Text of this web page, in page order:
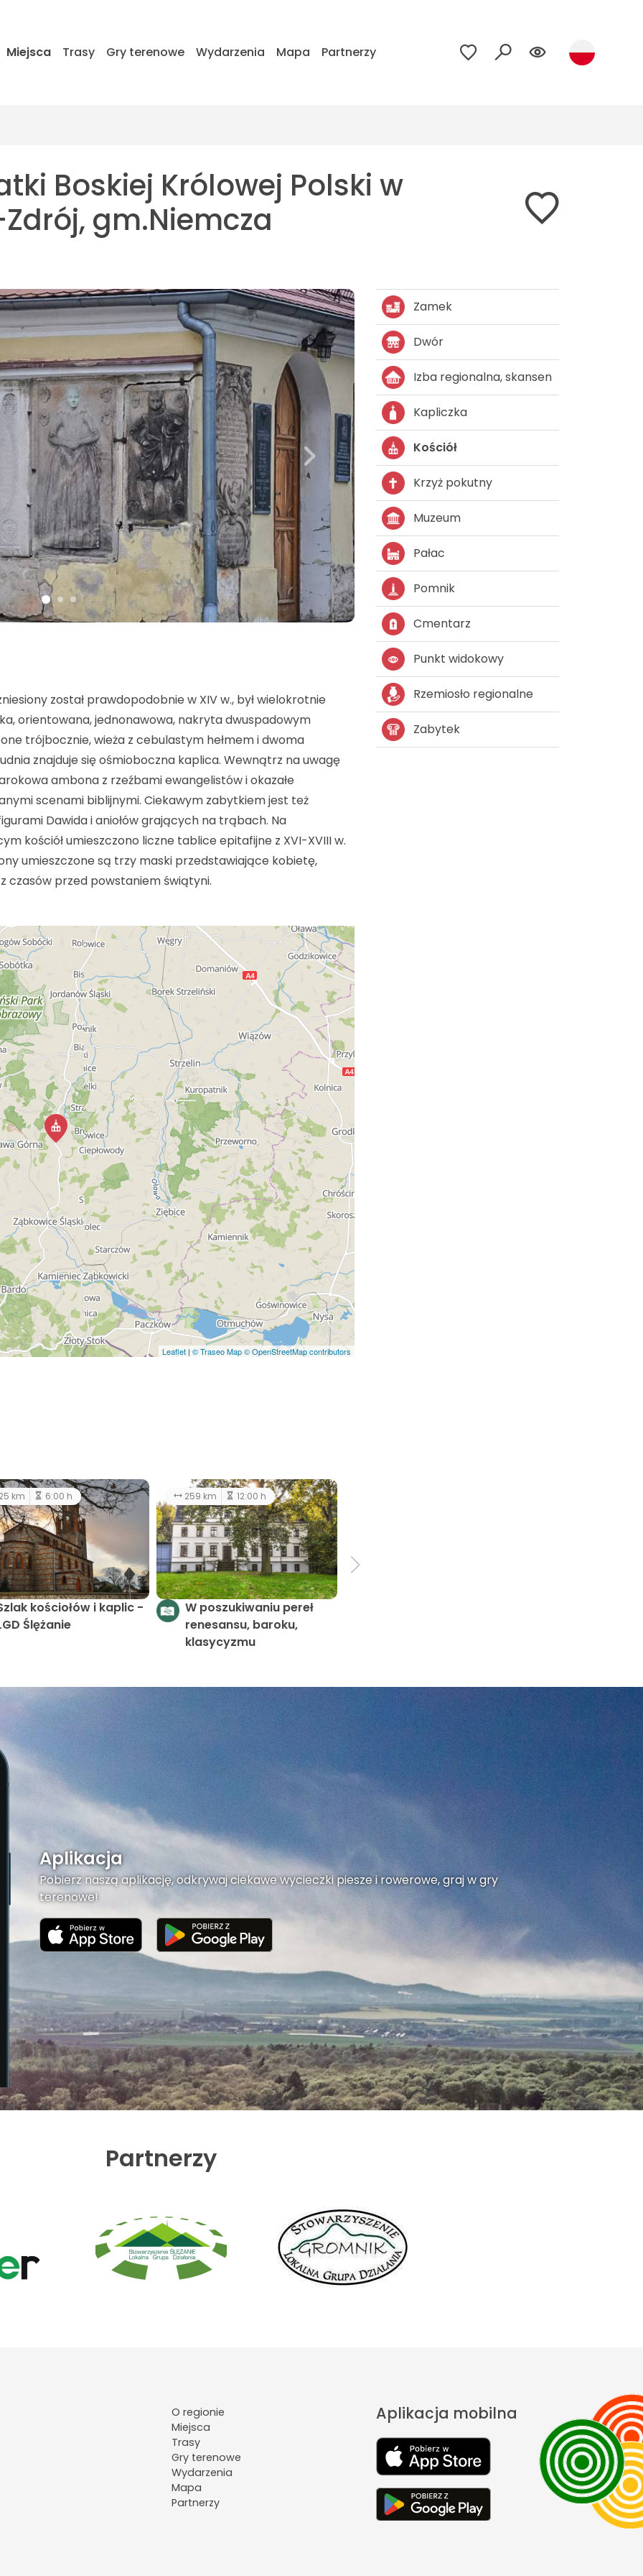
Miejsca Trasy Gry terenowe Wydarzenia Mapa Partnerzy
Boskiej Królowej Polski w
gm.Niemcza
został prawdopodobnie w XIV w., był wielokrotnie
orientowana, jednonawowa, nakryta dwuspadowym
trójbocznie, wieża z cebulastym hełmem i dwoma
znajduje się ośmioboczna kaplica. Wewnątrz na uwagę
ambona z rzeźbami ewangelistów i okazałe
scenami biblijnymi. Ciekawym zabytkiem jest też
Dawida i aniołów grających na trąbach. Na
kościół umieszczono liczne tablice epitafijne z XVI-XVIII w.
umieszczone są trzy maski przedstawiające kobietę,
czasów przed powstaniem świątyni.
Leaflet|© Traseo Map© OpenStreetMap contributors
km 6:00 h
kościołów i kaplic -
Ślężanie
259 km 12:00 h
W poszukiwaniu pereł
renesansu, baroku,
klasycyzmu
Zamek
Dwór
Izba regionalna, skansen
Kapliczka
Kościół
Krzyż pokutny
Muzeum
Pałac
Pomnik
Cmentarz
Punkt widokowy
Rzemiosło regionalne
Zabytek
Aplikacja
Pobierz naszą aplikację, odkrywaj ciekawe wycieczki piesze i rowerowe, graj w gry
terenowe!
Partnerzy
O regionie
Miejsca
Trasy
Gry terenowe
Wydarzenia
Mapa
Partnerzy
Aplikacja mobilna